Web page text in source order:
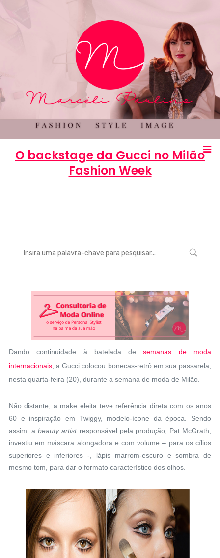
O backstage da Gucci no Milão
Fashion Week
Dando continuidade à batelada desemanas de moda
internacionais, a Gucci colocou bonecas-retrô em sua passarela,
nesta quarta-feira (20), durante a semana de moda de Milão.
Não distante, a make eleita teve referência direta com os anos
60 e inspiração em Twiggy, modelo-ícone da época. Sendo
assim, abeauty artistresponsável pela produção, Pat McGrath,
investiu em máscara alongadora e com volume – para os cílios
superiores e inferiores -, lápis marrom-escuro e sombra de
mesmo tom, para dar o formato característico dos olhos.